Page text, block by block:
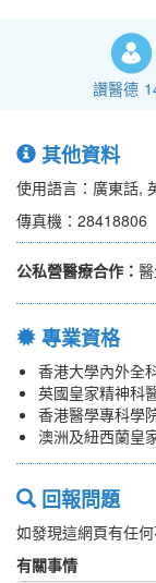
讚醫德
其他資料
使用語言：廣東話,
傳真機：28418806
公私營醫療合作：
專業資格
香港大學內外全
英國皇家精神科
香港醫學專科學
澳洲及紐西蘭皇
回報問題
如發現這網頁有任
有關事情